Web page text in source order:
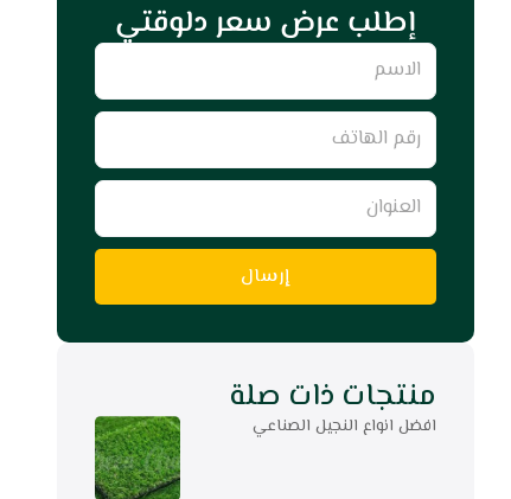
إطلب عرض سعر دلوقتي
Name
رقم
الهاتف
العنوان
إرسال
منتجات ذات صلة
افضل انواع النجيل الصناعي